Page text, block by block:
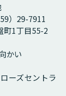
）29-7911
町1丁目55-2
かい
ーズセントラ